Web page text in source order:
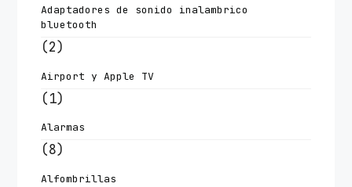
Adaptadores de sonido inalambrico
bluetooth
(2)
Airport y Apple TV
(1)
Alarmas
(8)
Alfombrillas